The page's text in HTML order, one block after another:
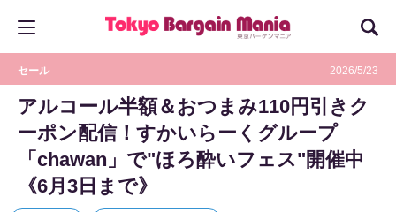
セール 2026/5/23
アルコール半額＆おつまみ110円引きク
ーポン配信！すかいらーくグループ
「chawan」で"ほろ酔いフェス"開催中
《6月3日まで》